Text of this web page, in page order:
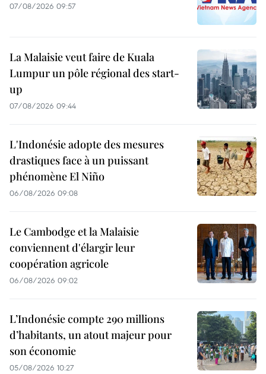
07/08/2026 09:57
La Malaisie veut faire de Kuala
Lumpur un pôle régional des start-
up
07/08/2026 09:44
L'Indonésie adopte des mesures
drastiques face à un puissant
phénomène El Niño
06/08/2026 09:08
Le Cambodge et la Malaisie
conviennent d'élargir leur
coopération agricole
06/08/2026 09:02
L’Indonésie compte 290 millions
d’habitants, un atout majeur pour
son économie
05/08/2026 10:27